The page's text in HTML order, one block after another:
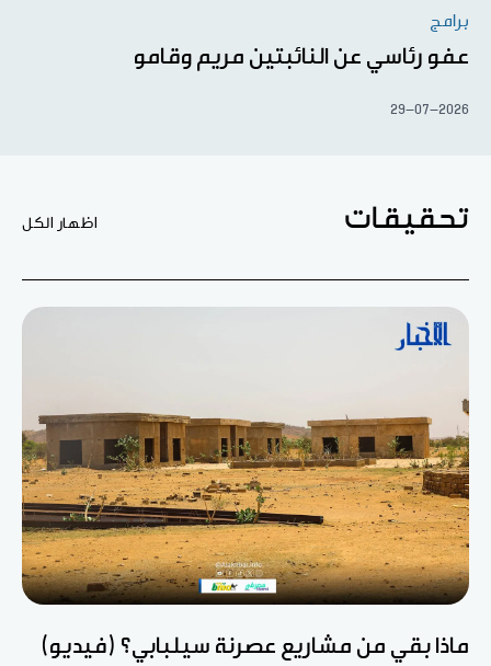
برامج
عفو رئاسي عن النائبتين مريم وقامو
29-07-2026
تحقيقات اظهار الكل
ماذا بقي من مشاريع عصرنة سيلبابي؟ (فيديو)